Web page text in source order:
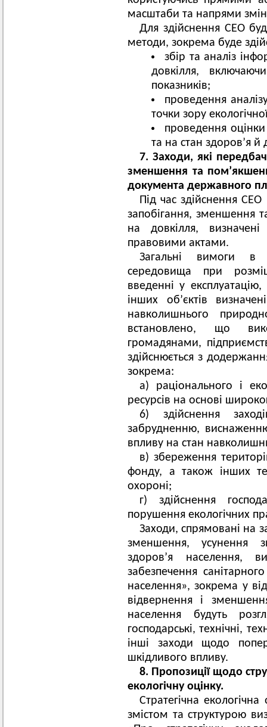
масштаби та напрями
Для здійснення СЕО
методи, зокрема буде
збір та аналіз
довкілля,
показників;
проведення
точки зору
проведення
та на стан здоров’я
7. Заходи, які
зменшення та
документа державного
Під час здійснення СЕО
запобігання, зменшення
на довкілля,
правовими актами.
Загальні вимоги в
середовища при
введенні у експлуатацію,
інших об’єктів
навколишнього
встановлено, що
громадянами,
здійснюється з
зокрема:
а) раціонального i
ресурсів на основі
6) здійснення
забрудненню,
впливу на стан
в) збереження
фонду, а також інших
охороні;
г) здійснення
порушення екологічних
Заходи, спрямовані на
зменшення, усунення
здоров’я населення,
забезпечення
населення», зокрема у
відвернення i
населення будуть
господарські, технічні,
інші заходи щодо
шкідливого впливу.
8. Пропозиції щодо
екологічну оцінку.
Стратегічна
змістом та структурою